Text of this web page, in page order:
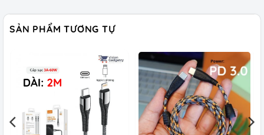
SẢN PHẨM TƯƠNG TỰ